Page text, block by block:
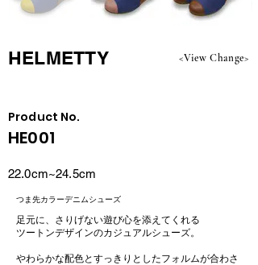
HELMETTY <View Change>
​Product No.
HE001
22.0cm~24.5cm
つま先カラーデニムシューズ
足元に、さりげない遊び心を添えてくれる
ツートンデザインのカジュアルシューズ。
やわらかな配色とすっきりとしたフォルムが合わさ